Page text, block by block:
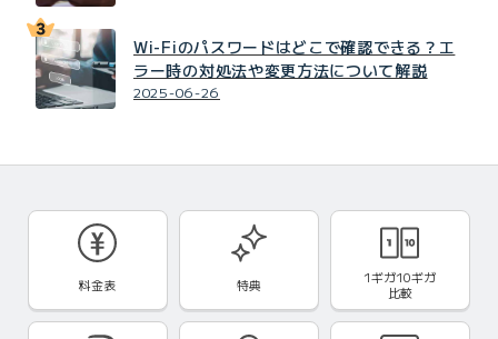
Wi-Fiのパスワードはどこで確認できる？エ
ラー時の対処法や変更方法について解説
2025-06-26
料金表 特典
1ギガ10ギガ
比較